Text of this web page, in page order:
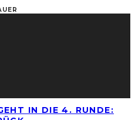
IN DIE 4. RUNDE: